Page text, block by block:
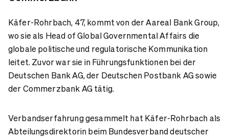
Käfer-Rohrbach, 47, kommt von der Aareal Bank Group,
wo sie als Head of Global Governmental Affairs die
globale politische und regulatorische Kommunikation
leitet. Zuvor war sie in Führungsfunktionen bei der
Deutschen Bank AG, der Deutschen Postbank AG sowie
der Commerzbank AG tätig.
Verbandserfahrung gesammelt hat Käfer-Rohrbach als
Abteilungsdirektorin beim Bundesverband deutscher